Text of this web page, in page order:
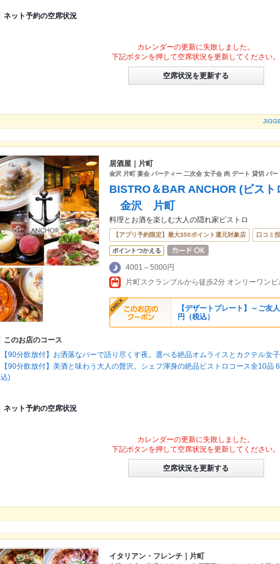
ネット予約の空席状況
カレンダーの更新に失敗しました。
下記ボタンを押して空席状況を更新してください。
空席状況を更新する
居酒屋｜片町
金沢 片町 宴会 パーティー 二次会 女子会 肉 デート 貸切 バ
BISTRO＆BAR ANCHOR (ビス
金沢 片町
料理とお酒を楽しむ大人の隠れ家ビストロ
【アプリ予約限定】最大350ポイント還元対象店 口コミ
ポイントつかえる
4001～5000円
片町スクランブルから徒歩2分 オンリーワンビ
【デザートプレート】～ご友
円（税込）
このお店のコース
【90分飲放付】お洒落なバーで語り尽くす夜。選べる絶品オムライスとカクテル女
【90分飲放付】美酒と味わう大人の贅沢。シェフ渾身の絶品ビストロコース全10品
込)
ネット予約の空席状況
カレンダーの更新に失敗しました。
下記ボタンを押して空席状況を更新してください。
空席状況を更新する
イタリアン・フレンチ｜片町